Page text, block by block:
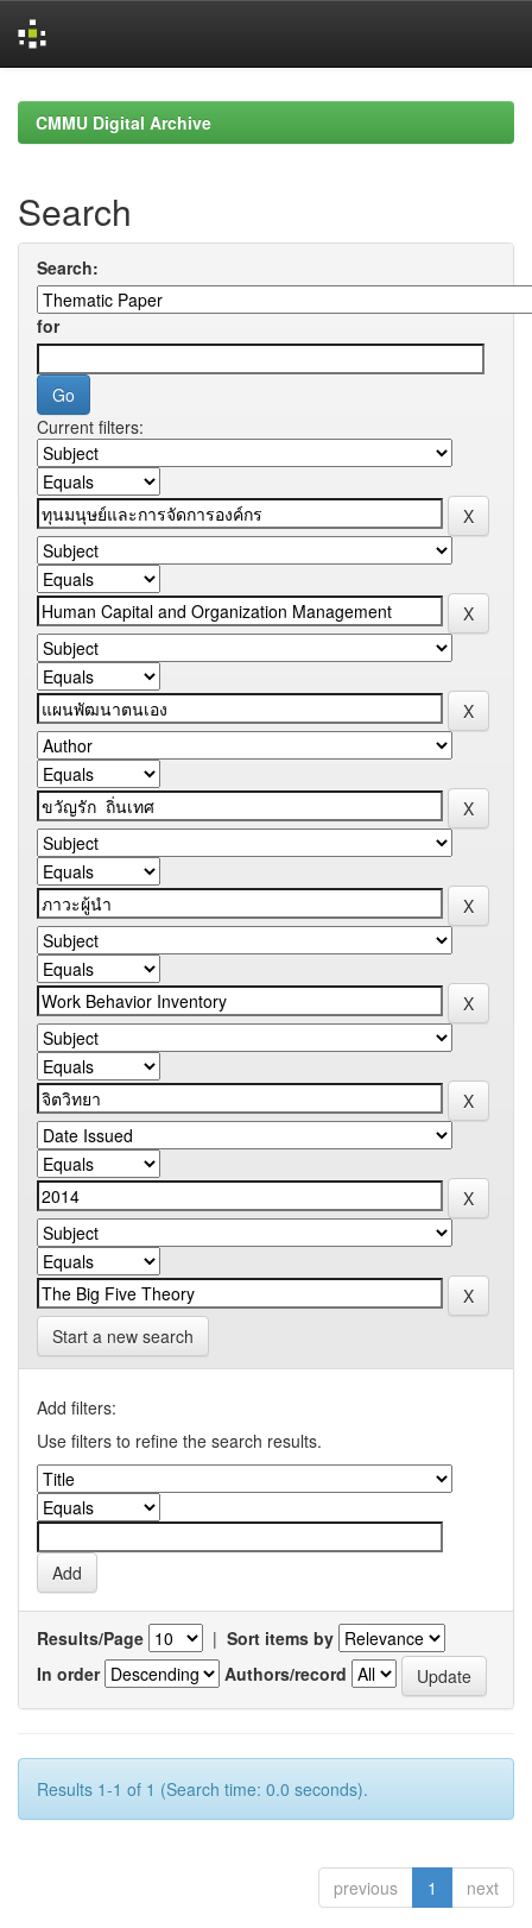
navigationCMMU Digital Archive
Search
Search:
for
Current filters:
Start a new search
Add filters:
Use filters to refine the search results.
Results/Page | Sort items by
In order
Authors/record
Results 1-1 of 1 (Search time: 0.0 seconds).
previous 1 next